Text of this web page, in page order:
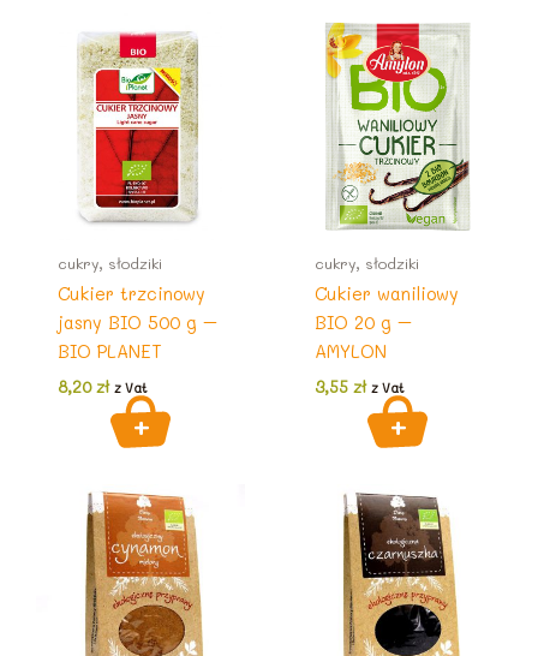
cukry, słodziki
Cukier trzcinowy
jasny BIO 500 g –
BIO PLANET
8,20zł z Vat
cukry, słodziki
Cukier waniliowy
BIO 20 g –
AMYLON
3,55 zł z Vat